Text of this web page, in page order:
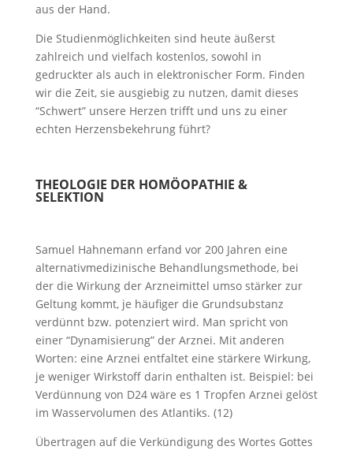
aus der Hand.
Die Studienmöglichkeiten sind heute äußerst
zahlreich und vielfach kostenlos, sowohl in
gedruckter als auch in elektronischer Form. Finden
wir die Zeit, sie ausgiebig zu nutzen, damit dieses
“Schwert” unsere Herzen trifft und uns zu einer
echten Herzensbekehrung führt?
THEOLOGIE DER HOMÖOPATHIE &
SELEKTION
Samuel Hahnemann erfand vor 200 Jahren eine
alternativmedizinische Behandlungsmethode, bei
der die Wirkung der Arzneimittel umso stärker zur
Geltung kommt, je häufiger die Grundsubstanz
verdünnt bzw. potenziert wird. Man spricht von
einer “Dynamisierung” der Arznei. Mit anderen
Worten: eine Arznei entfaltet eine stärkere Wirkung,
je weniger Wirkstoff darin enthalten ist. Beispiel: bei
Verdünnung von D24 wäre es 1 Tropfen Arznei gelöst
im Wasservolumen des Atlantiks. (12)
Übertragen auf die Verkündigung des Wortes Gottes